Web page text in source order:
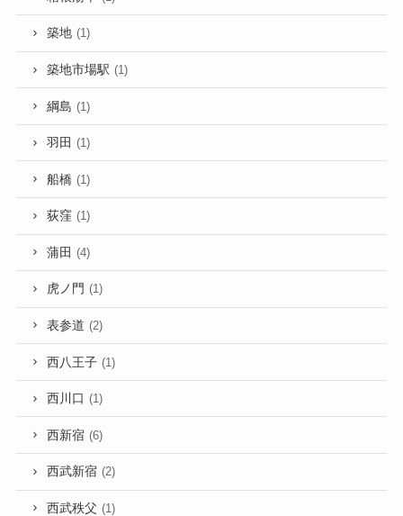
築地 (1)
築地市場駅 (1)
綱島 (1)
羽田 (1)
船橋 (1)
荻窪 (1)
蒲田 (4)
虎ノ門 (1)
表参道 (2)
西八王子 (1)
西川口 (1)
西新宿 (6)
西武新宿 (2)
西武秩父 (1)